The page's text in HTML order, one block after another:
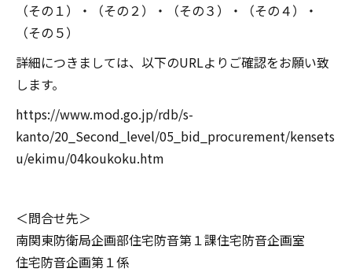
（その１）・（その２）・（その３）・（その４）・
（その５）
詳細につきましては、以下のURLよりご確認をお願い致
します。
https://www.mod.go.jp/rdb/s-
kanto/20_Second_level/05_bid_procurement/kensets
u/ekimu/04koukoku.htm
＜問合せ先＞
南関東防衛局企画部住宅防音第１課住宅防音企画室
住宅防音企画第１係